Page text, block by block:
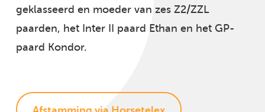
geklasseerd en moeder van zes Z2/ZZL
paarden, het Inter II paard Ethan en het GP-
paard Kondor.